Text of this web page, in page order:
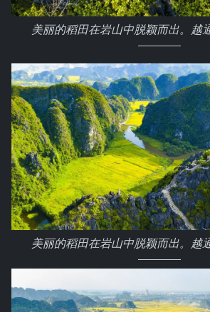
美丽的稻田在岩山中脱颖而出。越
美丽的稻田在岩山中脱颖而出。越